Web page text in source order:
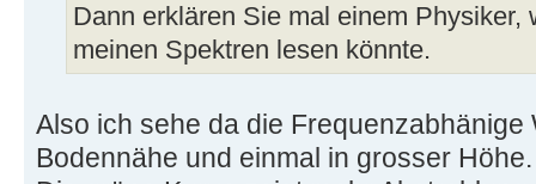
Dann erklären Sie mal einem Physiker,
meinen Spektren lesen könnte.
Also ich sehe da die
Bodennähe und einmal in grosser Höhe.